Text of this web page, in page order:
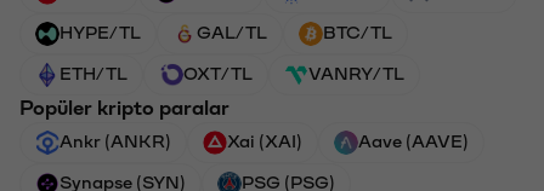
HYPE/TL GAL/TL BTC/TL
ETH/TL OXT/TL VANRY/TL
Popüler kripto paralar
Ankr (ANKR) Xai (XAI) Aave (AAVE)
Synapse (SYN) PSG (PSG)